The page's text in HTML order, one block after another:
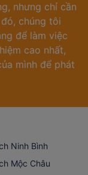
nhưng chỉ cần
chúng tôi
để làm việc
cao nhất,
mình để phát
Ninh Bình
Mộc Châu